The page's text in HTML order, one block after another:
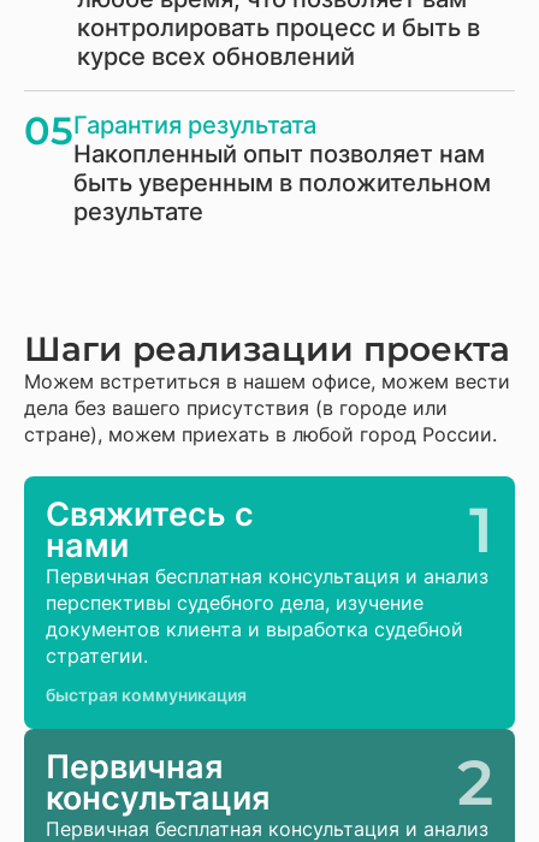
контролировать процесс и быть в
курсе всех обновлений
05Гарантия результата
Накопленный опыт позволяет нам
быть уверенным в положительном
результате
Шаги реализации проекта
Можем встретиться в нашем офисе, можем вести
дела без вашего присутствия (в городе или
стране), можем приехать в любой город России.
Свяжитесь с
нами
1
Первичная бесплатная консультация и анализ
перспективы судебного дела, изучение
документов клиента и выработка судебной
стратегии.
быстрая коммуникация
Первичная
консультация
2
Первичная бесплатная консультация и анализ